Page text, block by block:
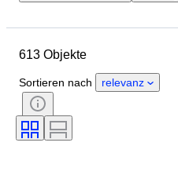
Währung
613 Objekte
Sortieren nach relevanz